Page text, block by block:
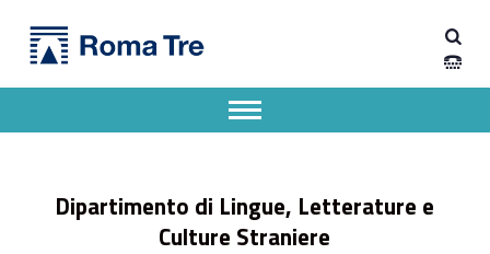
L12 CEL INGLESE I GRUPPO D (NUTTALL)- Inizio Esercitazioni - Dipartimento di Lingue, Letterature e Culture Straniere
Dipartimento di Lingue, Letterature e Culture Straniere dell'Università degli Studi Roma Tre
Dipartimento di Lingue, Letterature e
Culture Straniere
Apri il menu secondario
Header info sidebar